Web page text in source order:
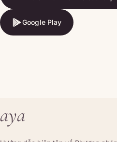
Google Play
Google Play
aya